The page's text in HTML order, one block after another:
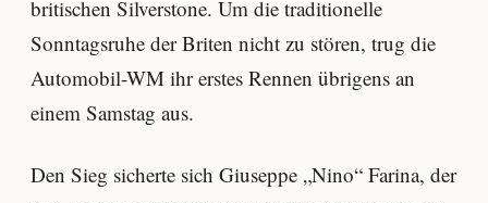
britischen Silverstone. Um die traditionelle
Sonntagsruhe der Briten nicht zu stören, trug die
Automobil-WM ihr erstes Rennen übrigens an
einem Samstag aus.
Den Sieg sicherte sich Giuseppe „Nino“ Farina, der